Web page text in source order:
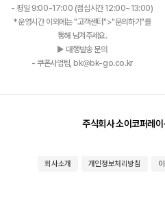
- 평일 9:00-17:00 (점심시간 12:00~13:00)
*운영시간 이외에는 "고객센터">"문의하기"를
통해 남겨주세요.
▶ 대행발송 문의
- 쿠폰사업팀, bk@bk-go.co.kr
주식회사 소이코퍼레
회사소개 개인정보처리방침